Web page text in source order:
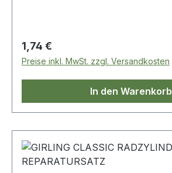
Regulärer Preis:
1,74 €
Preise inkl. MwSt. zzgl. Versandkosten
In den Warenkorb